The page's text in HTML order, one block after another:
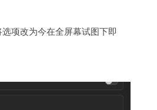
项改为今在全屏幕试图下即